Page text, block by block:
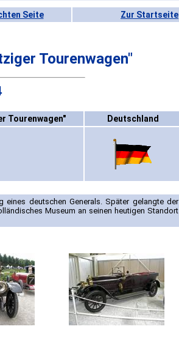
Seite Zur Startseite
Tourenwagen"
Tourenwagen" Deutschland
deutschen Generals. Später gelangte der
Museum an seinen heutigen Standort